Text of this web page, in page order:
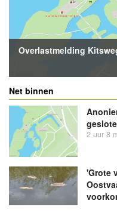
Overlastmelding
Net binnen
2 uur 8
'Grote